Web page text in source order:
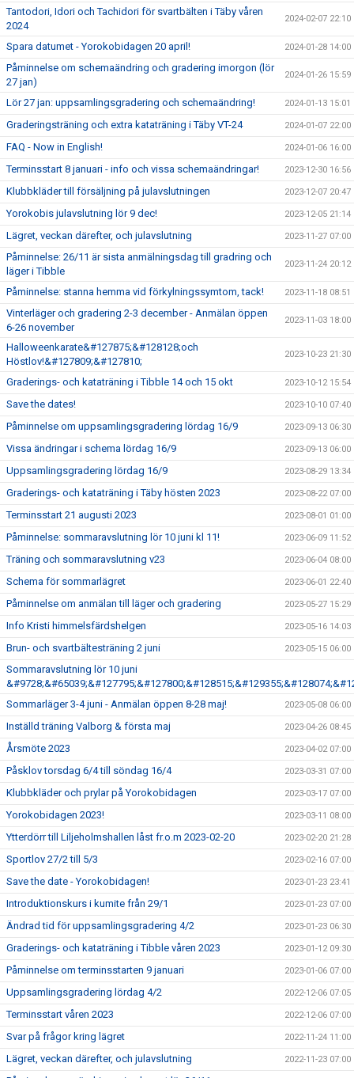
Tantodori, Idori och Tachidori för svartbälten i Täby våren
2024
2024-02-07 22:10
Spara datumet - Yorokobidagen 20 april! 2024-01-28 14:00
Påminnelse om schemaändring och gradering imorgon (lör
27 jan)
2024-01-26 15:59
Lör 27 jan: uppsamlingsgradering och schemaändring! 2024-01-13 15:01
Graderingsträning och extra kataträning i Täby VT-24 2024-01-07 22:00
FAQ - Now in English! 2024-01-06 16:00
Terminsstart 8 januari - info och vissa schemaändringar! 2023-12-30 16:56
Klubbkläder till försäljning på julavslutningen 2023-12-07 20:47
Yorokobis julavslutning lör 9 dec! 2023-12-05 21:14
Lägret, veckan därefter, och julavslutning 2023-11-27 07:00
Påminnelse: 26/11 är sista anmälningsdag till gradring och
läger i Tibble
2023-11-24 20:12
Påminnelse: stanna hemma vid förkylningssymtom, tack! 2023-11-18 08:51
Vinterläger och gradering 2-3 december - Anmälan öppen
6-26 november
2023-11-03 18:00
Halloweenkarate&#127875;&#128128;och
Höstlov!&#127809;&#127810;
2023-10-23 21:30
Graderings- och kataträning i Tibble 14 och 15 okt 2023-10-12 15:54
Save the dates! 2023-10-10 07:40
Påminnelse om uppsamlingsgradering lördag 16/9 2023-09-13 06:30
Vissa ändringar i schema lördag 16/9 2023-09-13 06:00
Uppsamlingsgradering lördag 16/9 2023-08-29 13:34
Graderings- och kataträning i Täby hösten 2023 2023-08-22 07:00
Terminsstart 21 augusti 2023 2023-08-01 01:00
Påminnelse: sommaravslutning lör 10 juni kl 11! 2023-06-09 11:52
Träning och sommaravslutning v23 2023-06-04 08:00
Schema för sommarlägret 2023-06-01 22:40
Påminnelse om anmälan till läger och gradering 2023-05-27 15:29
Info Kristi himmelsfärdshelgen 2023-05-16 14:03
Brun- och svartbältesträning 2 juni 2023-05-15 06:00
Sommaravslutning lör 10 juni
Sommarläger 3-4 juni - Anmälan öppen 8-28 maj!
2023-05-08 06:00
Inställd träning Valborg & första maj 2023-04-26 08:45
Årsmöte 2023 2023-04-02 07:00
Påsklov torsdag 6/4 till söndag 16/4 2023-03-31 07:00
Klubbkläder och prylar på Yorokobidagen 2023-03-17 07:00
Yorokobidagen 2023! 2023-03-11 08:00
Ytterdörr till Liljeholmshallen låst fr.o.m 2023-02-20 2023-02-20 21:28
Sportlov 27/2 till 5/3 2023-02-16 07:00
Save the date - Yorokobidagen! 2023-01-23 23:41
Introduktionskurs i kumite från 29/1 2023-01-23 07:00
Ändrad tid för uppsamlingsgradering 4/2 2023-01-23 06:30
Graderings- och kataträning i Tibble våren 2023 2023-01-12 09:30
Påminnelse om terminsstarten 9 januari 2023-01-06 07:00
Uppsamlingsgradering lördag 4/2 2022-12-06 07:05
Terminsstart våren 2023 2022-12-06 07:00
Svar på frågor kring lägret 2022-11-24 11:00
Lägret, veckan därefter, och julavslutning 2022-11-23 07:00